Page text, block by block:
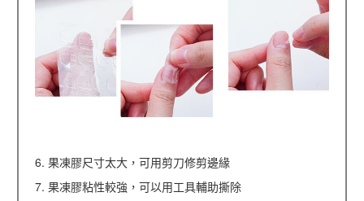
6. 果凍膠尺寸太大，可用剪刀修剪邊緣
7. 果凍膠粘性較強，可以用工具輔助撕除